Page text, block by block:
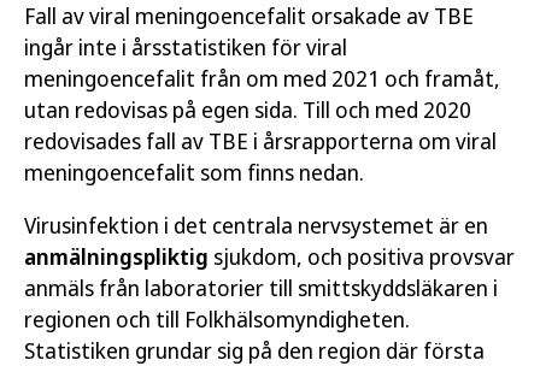
Fall av viral meningoencefalit orsakade av TBE
ingår inte i årsstatistiken för viral
meningoencefalit från om med 2021 och framåt,
utan redovisas på egen sida. Till och med 2020
redovisades fall av TBE i årsrapporterna om viral
meningoencefalit som finns nedan.
Virusinfektion i det centrala nervsystemet är en
anmälningspliktig sjukdom, och positiva provsvar
anmäls från laboratorier till smittskyddsläkaren i
regionen och till Folkhälsomyndigheten.
Statistiken grundar sig på den region där första